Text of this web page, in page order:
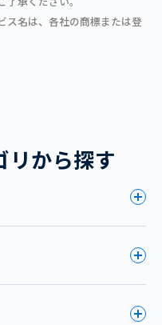
ス名は、各社の商標または登
リから探す